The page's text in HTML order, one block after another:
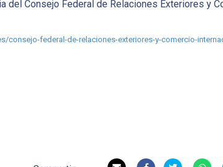
del Consejo Federal de Relaciones Exteriores y
consejo-federal-de-relaciones-exteriores-y-comercio-